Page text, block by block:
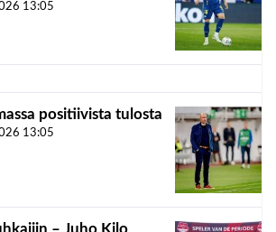
13:05
positiivista tulosta
13:05